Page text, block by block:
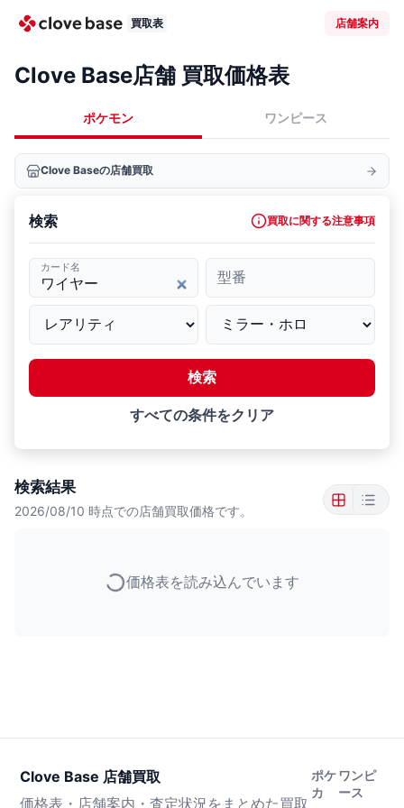
買取表 店舗案内
Clove Base店舗 買取価格表
ポケモン ワンピース
Clove Baseの店舗買取
検索 買取に関する注意事項
カード名
型番
検索
すべての条件をクリア
検索結果
2026/08/10 時点での店舗買取価格です。
価格表を読み込んでいます
Clove Base 店舗買取
価格表・店舗案内・査定状況をまとめた買取
ポケ
カ
ワンピ
ース